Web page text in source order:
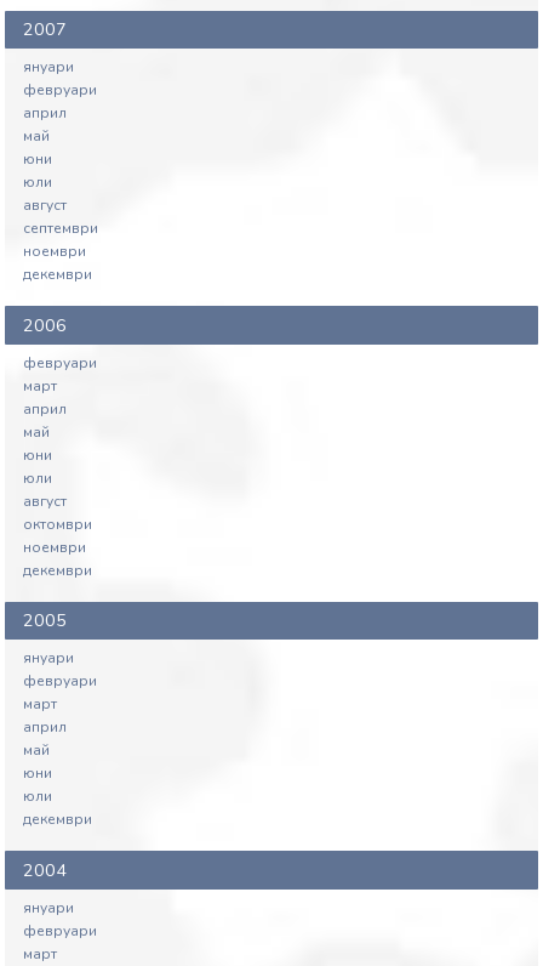
2007
януари
февруари
април
май
юни
юли
август
септември
ноември
декември
2006
февруари
март
април
май
юни
юли
август
октомври
ноември
декември
2005
януари
февруари
март
април
май
юни
юли
декември
2004
януари
февруари
март